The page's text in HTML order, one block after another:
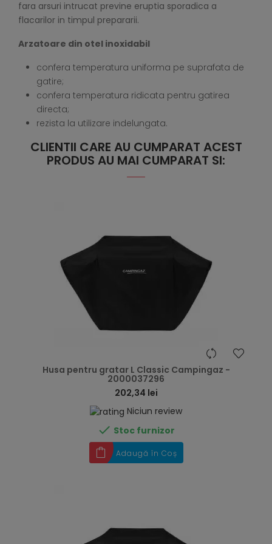
fara arsuri intrucat previne eruptia sporadica a
flacarilor in timpul prepararii.
Arzatoare din otel inoxidabil
confera temperatura uniforma pe suprafata de
gatire;
confera temperatura ridicata pentru gatirea
directa;
rezista la utilizare indelungata.
CLIENTII CARE AU CUMPARAT ACEST
PRODUS AU MAI CUMPARAT SI:
Husa pentru gratar L Classic Campingaz -
2000037296
202,34 lei
Niciun review
 Stoc furnizor
Adaugă în Coș